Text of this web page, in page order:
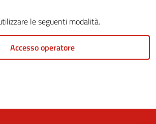
le seguenti modalità.
Accesso operatore